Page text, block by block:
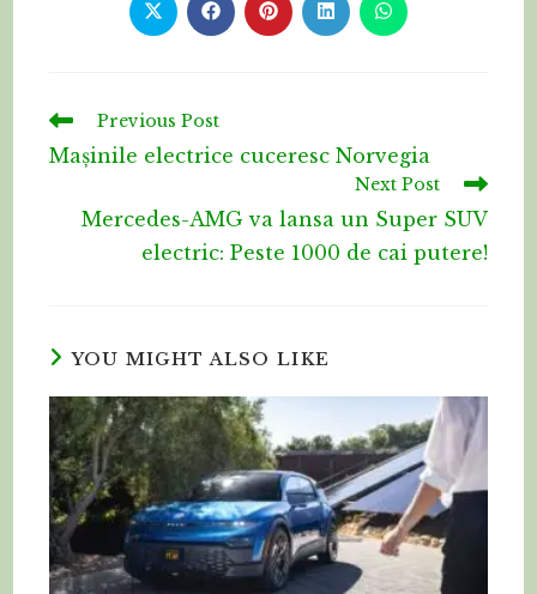
CONTENT
Opens
in
Opens
in
Opens
in
Opens
in
Opens
in
Read
more
articles
Previous Post
Mașinile electrice cuceresc Norvegia
Next Post
Mercedes-AMG va lansa un Super SUV
electric: Peste 1000 de cai putere!
YOU MIGHT ALSO LIKE